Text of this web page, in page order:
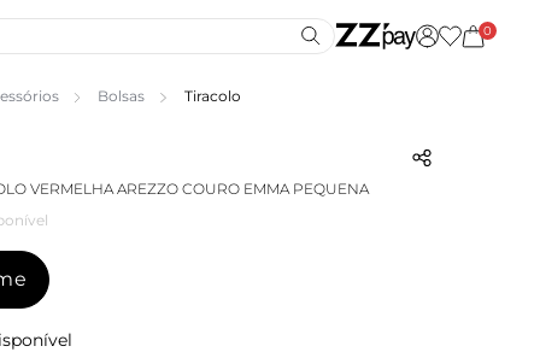
0
Bolsas Tiracolo
VERMELHA AREZZO COURO EMMA PEQUENA